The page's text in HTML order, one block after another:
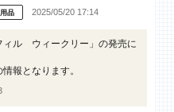
品 2025/05/20 17:14
ィル ウィークリー」の発売に
報となります。